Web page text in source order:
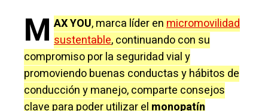
M AX YOU, marca líder enmicromovilidad
sustentable, continuando con su
compromiso por la seguridad vial y
promoviendo buenas conductas y hábitos de
conducción y manejo, comparte consejos
clave para poder utilizar el monopatín